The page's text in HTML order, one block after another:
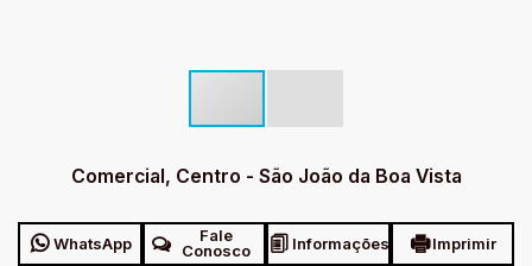
Comercial, Centro - São João da Boa Vista
WhatsApp
Fale
Conosco
Informações Imprimir